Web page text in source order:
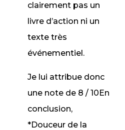
clairement pas un
livre d’action ni un
texte très
événementiel.
Je lui attribue donc
une note de 8 / 10En
conclusion,
*Douceur de la